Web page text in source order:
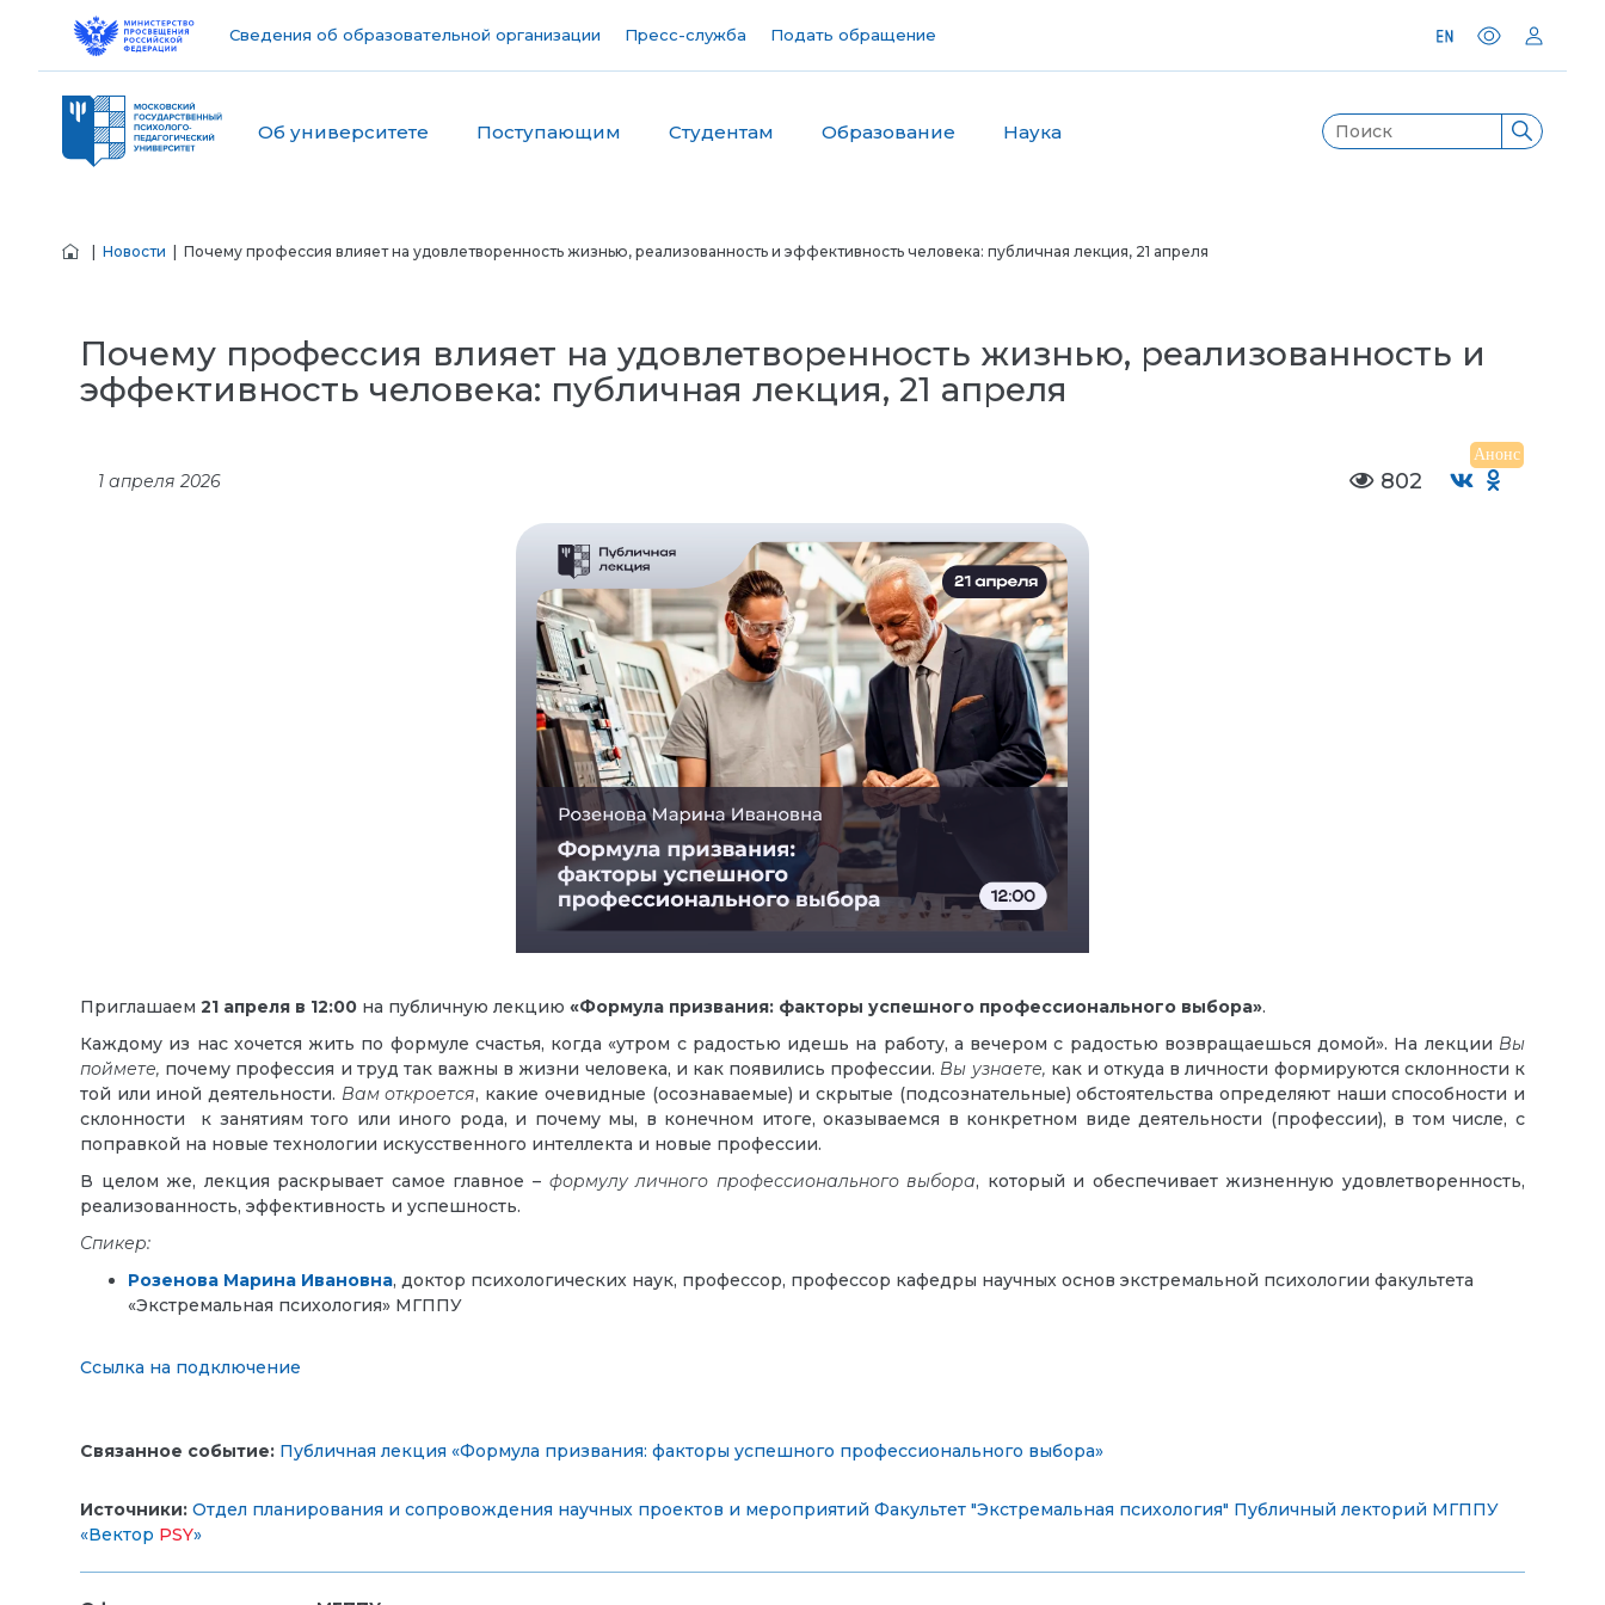
Сведения об образовательной организации Пресс-служба Подать обращение
Об университете Поступающим Студентам Образование Наука
Новости | Почему профессия влияет на удовлетворенность жизнью, реализованность и эффективность человека: публичная лекция, 21 апреля
Почему профессия влияет на удовлетворенность жизнью, реализованность и
эффективность человека: публичная лекция, 21 апреля
Анонс
1 апреля 2026 802
Приглашаем 21 апреля в 12:00 на публичную лекцию «Формула призвания: факторы успешного профессионального выбора».
Каждому из нас хочется жить по формуле счастья, когда «утром с радостью идешь на работу, а вечером с радостью возвращаешься домой». На лекции Вы
поймете, почему профессия и труд так важны в жизни человека, и как появились профессии. Вы узнаете, как и откуда в личности формируются склонности к
той или иной деятельности. Вам откроется, какие очевидные (осознаваемые) и скрытые (подсознательные) обстоятельства определяют наши способности и
склонности к занятиям того или иного рода, и почему мы, в конечном итоге, оказываемся в конкретном виде деятельности (профессии), в том числе, с
поправкой на новые технологии искусственного интеллекта и новые профессии.
В целом же, лекция раскрывает самое главное – формулу личного профессионального выбора, который и обеспечивает жизненную удовлетворенность,
реализованность, эффективность и успешность.
Спикер:
Розенова Марина Ивановна, доктор психологических наук, профессор, профессор кафедры научных основ экстремальной психологии факультета
«Экстремальная психология» МГППУ
Ссылка на подключение
Связанное событие: Публичная лекция «Формула призвания: факторы успешного профессионального выбора»
Источники: Отдел планирования и сопровождения научных проектов и мероприятий Факультет "Экстремальная психология" Публичный лекторий МГППУ
«Вектор PSY»